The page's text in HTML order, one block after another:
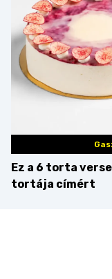
Ez a 6 torta
tortája címért